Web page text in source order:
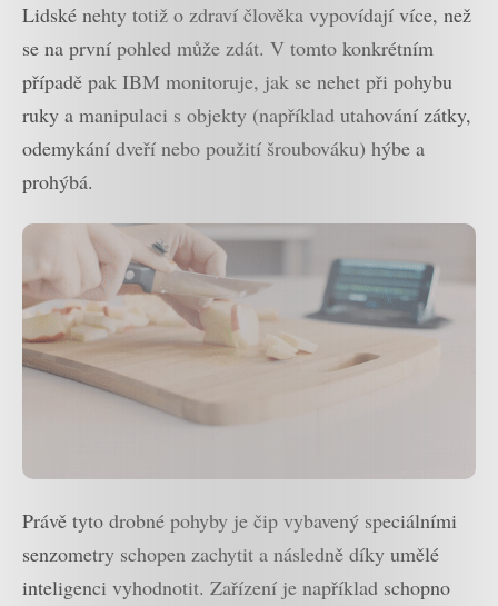
Lidské nehty totiž o zdraví člověka vypovídají více, než
se na první pohled může zdát. V tomto konkrétním
případě pak IBM monitoruje, jak se nehet při pohybu
ruky a manipulaci s objekty (například utahování zátky,
odemykání dveří nebo použití šroubováku) hýbe a
prohýbá.
Právě tyto drobné pohyby je čip vybavený speciálními
senzometry schopen zachytit a následně díky umělé
inteligenci vyhodnotit. Zařízení je například schopno